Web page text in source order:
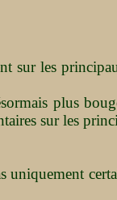
sur les
plus
sur les
uniquement